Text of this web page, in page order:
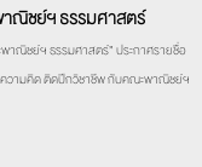
ณิชย์ฯ ธรรมศาสตร์
าณิชย์ฯ ธรรมศาสตร์” ประกาศรายชื่อ
ความคิด ติดปีกวิชาชีพ กับคณะพาณิชย์ฯ